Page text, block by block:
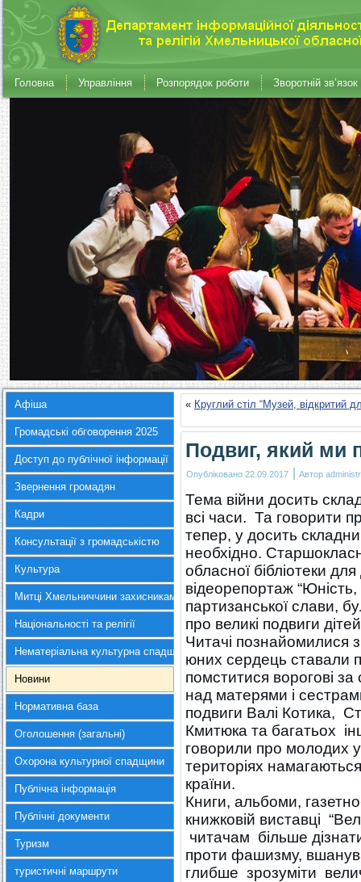
Головна Управління Розпорядок роботи Зворотній зв’язок
Афіша
Громадські обговорення 2025
Доступ до публічної інформації
Звернення громадян
Кадри
Консультації з громадськістю
Культура
Митці Хмельниччини захисникам України
Національності та релігії
Нематеріальна культурна спадщина
Новини
Нормативна база
Оголошення (загальні)
Охорона культурної спадщини
Публічна інформація
Публічні документи
Туризм
туристичні маршрути
« Круглий стіл “Музей, відкритий
Подвиг, який ми
Опубліковано 22.09.2017 | Автор
Тема війни досить
всі часи. Та говорити
тепер, у досить
необхідно.
обласної бібліотеки
відеорепортаж
партизанської слави,
про великі подвиги
Читачі познайомилися
юних сердець ставали
помститися ворогові за
над матерями і
подвиги Валі Котика,
Кмитюка та багатьох
говорили про молодих
територіях
країни.
Книги, альбоми,
книжковій виставці
читачам більше
проти фашизму,
глибше зрозуміти